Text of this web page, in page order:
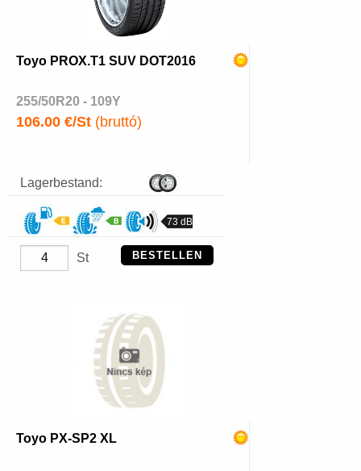
Toyo PROX.T1 SUV DOT2016
255/50R20 - 109Y
106.00 €/St (bruttó)
Lagerbestand:
73 dB
St BESTELLEN
Toyo PX-SP2 XL